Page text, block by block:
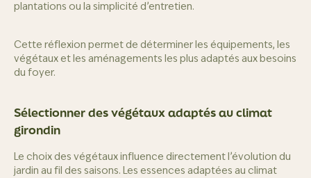
plantations ou la simplicité d’entretien.
Cette réflexion permet de déterminer les équipements, les
végétaux et les aménagements les plus adaptés aux besoins
du foyer.
Sélectionner des végétaux adaptés au climat
girondin
Le choix des végétaux influence directement l’évolution du
jardin au fil des saisons. Les essences adaptées au climat